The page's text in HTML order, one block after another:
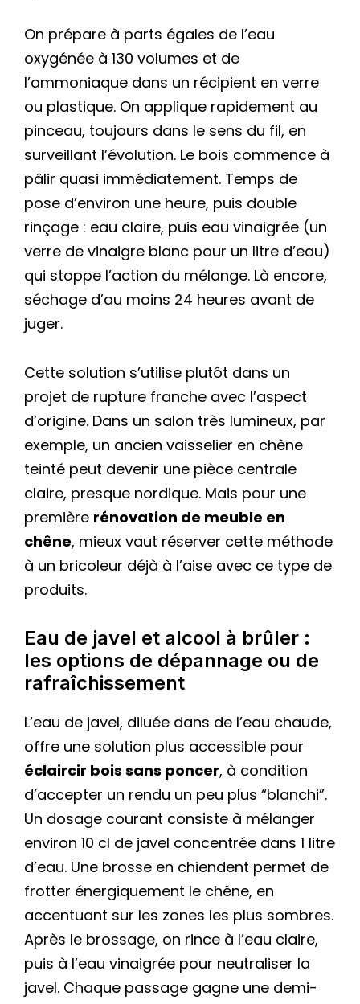
On prépare à parts égales de l’eau
oxygénée à 130 volumes et de
l’ammoniaque dans un récipient en verre
ou plastique. On applique rapidement au
pinceau, toujours dans le sens du fil, en
surveillant l’évolution. Le bois commence à
pâlir quasi immédiatement. Temps de
pose d’environ une heure, puis double
rinçage : eau claire, puis eau vinaigrée (un
verre de vinaigre blanc pour un litre d’eau)
qui stoppe l’action du mélange. Là encore,
séchage d’au moins 24 heures avant de
juger.
Cette solution s’utilise plutôt dans un
projet de rupture franche avec l’aspect
d’origine. Dans un salon très lumineux, par
exemple, un ancien vaisselier en chêne
teinté peut devenir une pièce centrale
claire, presque nordique. Mais pour une
première rénovation de meuble en
chêne, mieux vaut réserver cette méthode
à un bricoleur déjà à l’aise avec ce type de
produits.
Eau de javel et alcool à brûler :
les options de dépannage ou de
rafraîchissement
L’eau de javel, diluée dans de l’eau chaude,
offre une solution plus accessible pour
éclaircir bois sans poncer, à condition
d’accepter un rendu un peu plus “blanchi”.
Un dosage courant consiste à mélanger
environ 10 cl de javel concentrée dans 1 litre
d’eau. Une brosse en chiendent permet de
frotter énergiquement le chêne, en
accentuant sur les zones les plus sombres.
Après le brossage, on rince à l’eau claire,
puis à l’eau vinaigrée pour neutraliser la
javel. Chaque passage gagne une demi-